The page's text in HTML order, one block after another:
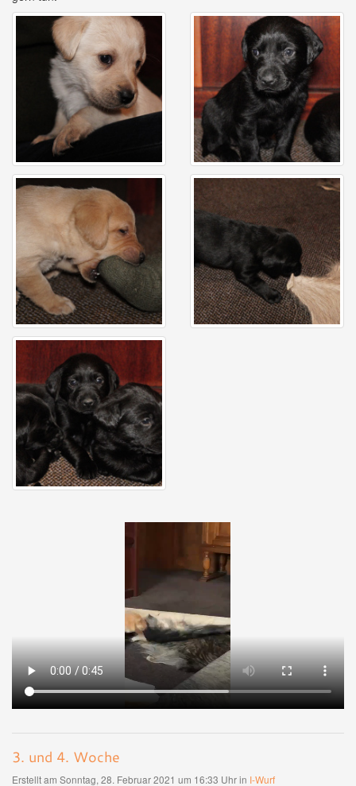
3. und 4. Woche
Erstellt am Sonntag, 28. Februar 2021 um 16:33 Uhr in I-Wurf